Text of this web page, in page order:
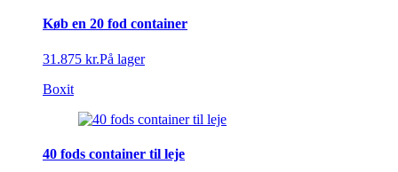
Køb en 20 fod container
31.875 kr.På lager
Boxit
40 fods container til leje